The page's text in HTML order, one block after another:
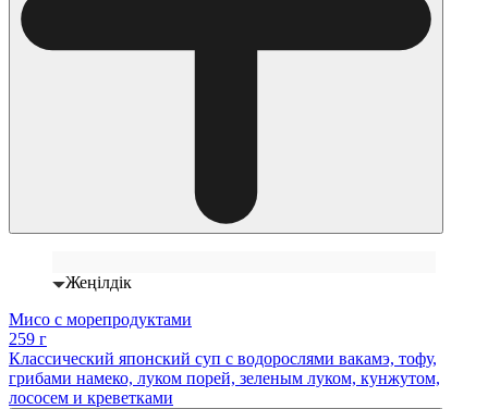
Жеңілдік
Мисо с морепродуктами
259 г
Классический японский суп с водорослями вакамэ, тофу,
грибами намеко, луком порей, зеленым луком, кунжутом,
лососем и креветками